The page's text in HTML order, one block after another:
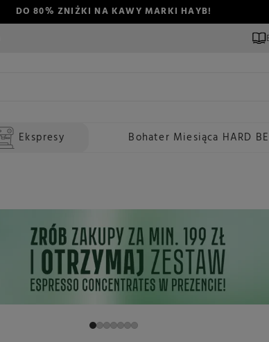
DO 80% ZNIŻKI NA KAWY MARKI HAYB!
Ekspresy Bohater Miesiąca HARD